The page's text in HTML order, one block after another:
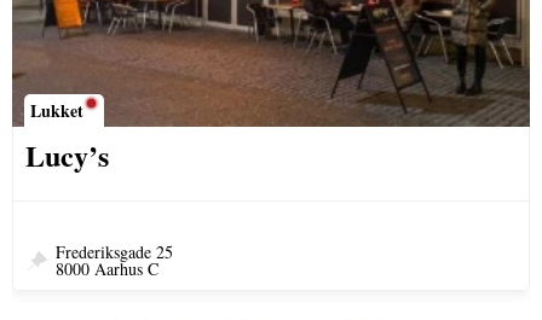
Lukket
Lucy’s
Frederiksgade 25
8000 Aarhus C